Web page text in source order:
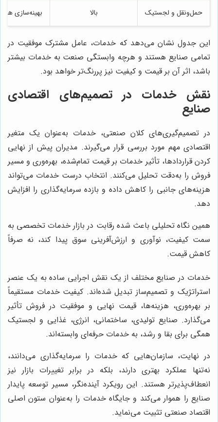
حمل‌ونقل و لجستیک بالا بهینه‌سازی
این جدول نشان می‌دهد که خدمات، عامل مشترک موفقیت در
تمامی صنایع هستند و هرچه وابستگی صنعت به خدمات بیشتر
باشد، اثر آن بر قیمت و کیفیت نیز پررنگ‌تر خواهد بود.
نقش خدمات در تصمیم‌های اقتصادی
صنایع
در تصمیم‌گیری‌های کلان صنعتی، خدمات به‌عنوان یک متغیر
اقتصادی مهم مورد بررسی قرار می‌گیرند. مدیران پیش از نهایی
کردن قراردادها، تأثیر خدمات بر قیمت تمام‌شده، بهره‌وری و مسیر
فروش را به‌دقت تحلیل می‌کنند. انتخاب درست خدمات می‌تواند
هزینه‌های جانبی را کاهش داده و بازده سرمایه‌گذاری را افزایش
دهد.
همین نگاه تحلیلی باعث شده رقابت در بازار خدمات تخصصی به
سمت کیفیت، نوآوری و ارزش‌آفرینی سوق پیدا کند، نه صرفاً
کاهش قیمت.
خدمات در صنایع مختلف از یک نقش اجرایی ساده به یک عنصر
استراتژیک و تصمیم‌ساز تبدیل شده‌اند. کیفیت خدمات مستقیماً
بر بهره‌وری، هزینه‌ها، قیمت نهایی و موفقیت در فروش تأثیر
می‌گذارد. صنایع تولیدی، ساختمانی، انرژی، غذایی و لجستیک
همگی برای بقا و رشد، به خدمات حرفه‌ای وابسته‌اند.
در نهایت، سازمان‌هایی که خدمات را سرمایه‌گذاری می‌دانند،
نه‌تنها عملکرد بهتری دارند، بلکه در برابر تغییرات بازار نیز
انعطاف‌پذیرتر هستند. این رویکرد آینده‌نگر، مسیر توسعه پایدار
صنایع را هموار می‌کند و جایگاه خدمات را به‌عنوان ستون اصلی
اقتصاد صنعتی تثبیت می‌نماید.